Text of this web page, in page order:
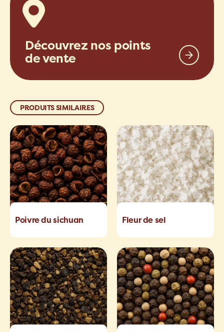
Découvrez nos points
de vente
PRODUITS SIMILAIRES
Poivre du sichuan Fleur de sel